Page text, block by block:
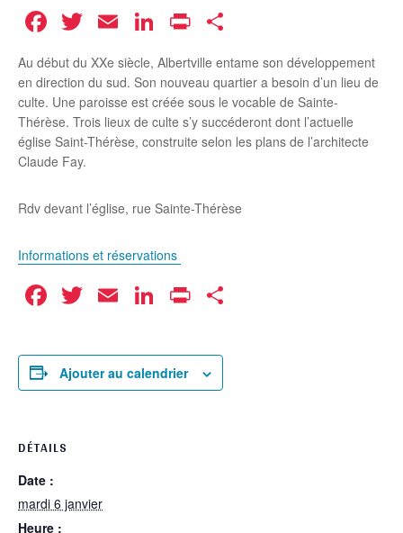
Facebook
Twitter
EmailLinkedIn
Print
Au début du XXe siècle, Albertville entame son développement
en direction du sud. Son nouveau quartier a besoin d’un lieu de
culte. Une paroisse est créée sous le vocable de Sainte-
Thérèse. Trois lieux de culte s’y succéderont dont l’actuelle
église Saint-Thérèse, construite selon les plans de l’architecte
Claude Fay.
Rdv devant l’église, rue Sainte-Thérèse
Informations et réservations
Facebook
Twitter
EmailLinkedIn
Print
Ajouter au calendrier
DÉTAILS
Date :
mardi 6 janvier
Heure :